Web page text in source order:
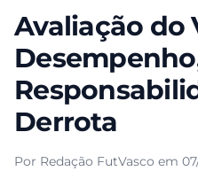
Avaliação do
Derrota
Por Redação FutVasco em